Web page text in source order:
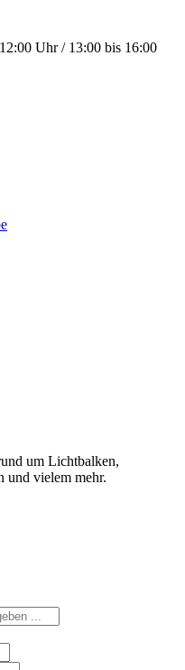
Uhr / 13:00 bis 16:00
um Lichtbalken,
und vielem mehr.